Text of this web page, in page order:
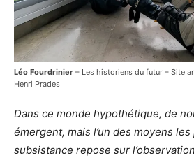
Léo Fourdrinier – Les historiens du futur – Site
Henri Prades
Dans ce monde hypothétique, de
émergent, mais l’un des moyens
subsistance repose sur